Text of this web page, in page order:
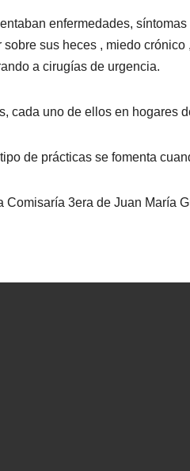
enfermedades,
sus heces , miedo
a cirugías de urgencia.
cada uno de ellos en hogares
de prácticas se fomenta
3era de Juan María